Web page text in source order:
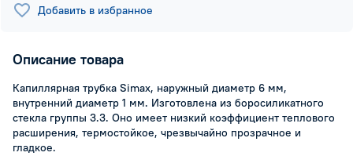
Добавить в избранное
Описание товара
Капиллярная трубка Simax, наружный диаметр 6 мм,
внутренний диаметр 1 мм. Изготовлена из боросиликатного
стекла группы 3.3. Оно имеет низкий коэффициент теплового
расширения, термостойкое, чрезвычайно прозрачное и
гладкое.